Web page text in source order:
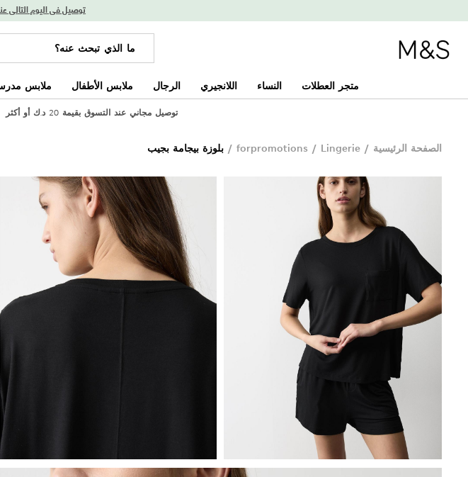
توصيل في اليوم التالي عند
متجر العطلات النساء اللانجيري الرجال ملابس الأطفال ملابس
توصيل مجاني عند التسوق بقيمة 20 د.ك أو أكثر
الصفحة الرئيسية /
forpromotions / Lingerie
/ بلوزة بيجامة بجيب